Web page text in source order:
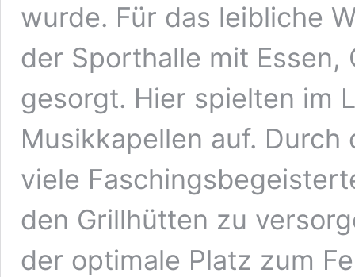
wurde. Für das leibliche
der Sporthalle mit Essen,
gesorgt. Hier spielten im
Musikkapellen auf.
viele
den Grillhütten zu
der optimale Platz zum